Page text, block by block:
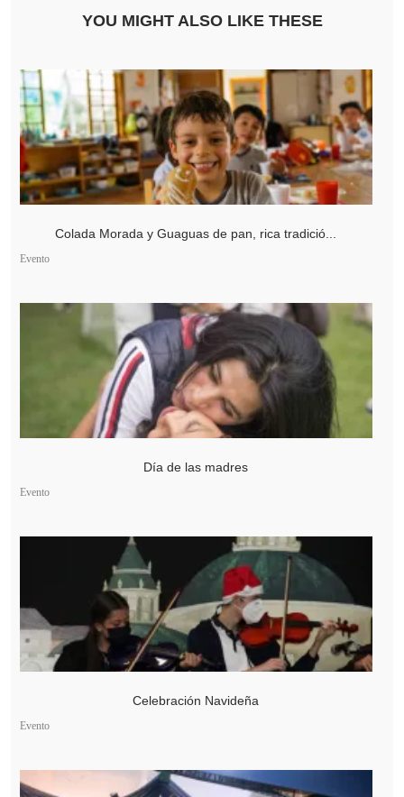
YOU MIGHT ALSO LIKE THESE
Colada Morada y Guaguas de pan, rica tradició...
Evento
Día de las madres
Evento
Celebración Navideña
Evento